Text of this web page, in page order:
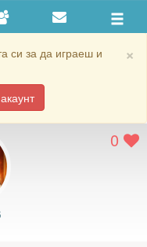
×
си за да играеш и
0